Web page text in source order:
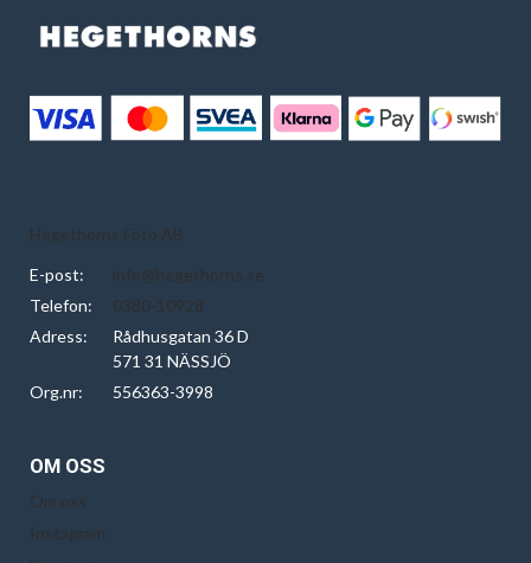
Hegethorns Foto AB
E-post:
info@hegethorns.se
Telefon:
0380-10928
Adress:
Rådhusgatan 36 D
571 31 NÄSSJÖ
Org.nr:
556363-3998
OM OSS
Om oss
Instagram